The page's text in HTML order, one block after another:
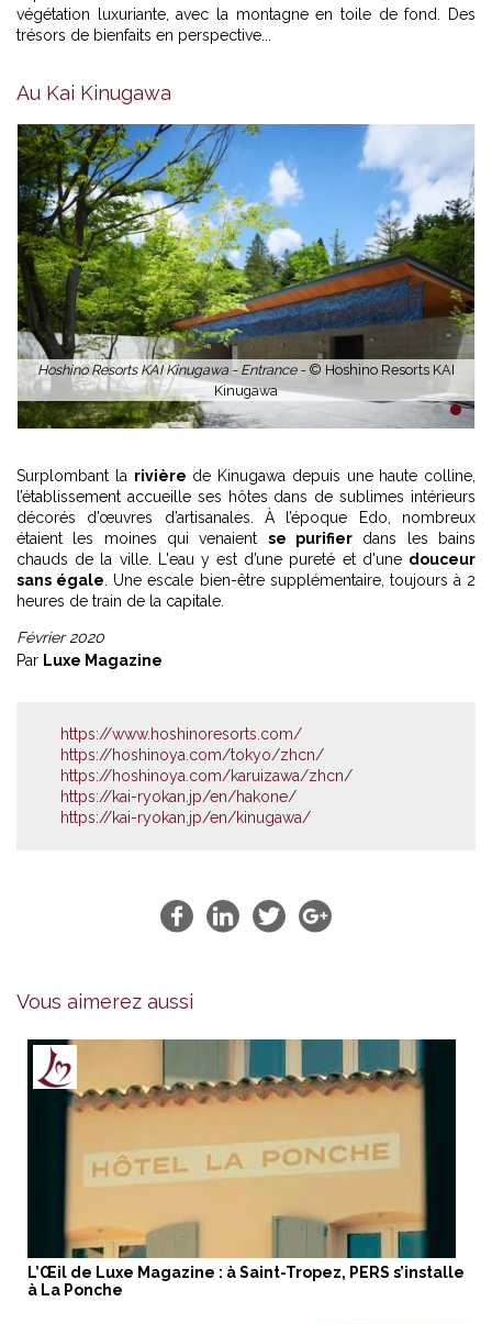
végétation luxuriante, avec la montagne en toile de fond. Des
trésors de bienfaits en perspective...
Au Kai Kinugawa
Hoshino Resorts KAI Kinugawa - Entrance - © Hoshino Resorts KAI
Kinugawa
1 2
Surplombant la rivière de Kinugawa depuis une haute colline,
l’établissement accueille ses hôtes dans de sublimes intérieurs
décorés d’œuvres d’artisanales. À l’époque Edo, nombreux
étaient les moines qui venaient se purifier dans les bains
chauds de la ville. L'eau y est d’une pureté et d'une douceur
sans égale . Une escale bien-être supplémentaire, toujours à 2
heures de train de la capitale.
Février 2020
Par Luxe Magazine
https://www.hoshinoresorts.com/
https://hoshinoya.com/tokyo/zhcn/
https://hoshinoya.com/karuizawa/zhcn/
https://kai-ryokan.jp/en/hakone/
https://kai-ryokan.jp/en/kinugawa/
Vous aimerez aussi
L’Œil de Luxe Magazine : à Saint-Tropez, PERS s’installe
à La Ponche